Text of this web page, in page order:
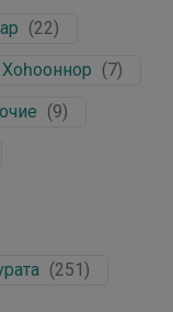
(22)
(7)
(9)
(251 )